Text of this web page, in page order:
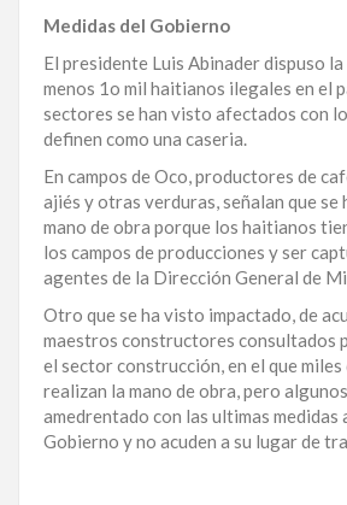
Medidas del Gobierno
El presidente Luis Abinader dispuso
menos 1o mil haitianos ilegales en el
sectores se han visto afectados con
definen como una caseria.
En campos de Oco, productores de
ajiés y otras verduras, señalan que se
mano de obra porque los haitianos
los campos de producciones y ser
agentes de la Dirección General de
Otro que se ha visto impactado, de
maestros constructores consultados
el sector construcción, en el que
realizan la mano de obra, pero
amedrentado con las ultimas medidas
Gobierno y no acuden a su lugar de